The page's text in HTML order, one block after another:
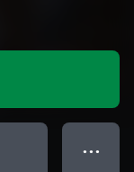
● ● ●